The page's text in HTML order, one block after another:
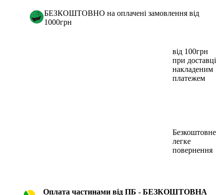
БЕЗКОШТОВНО на оплачені замовлення від
1000грн
від 100грн
при доставці
накладеним
платежем
Безкоштовне
легке
повернення
Оплата частинами від ПБ - БЕЗКОШТОВНА